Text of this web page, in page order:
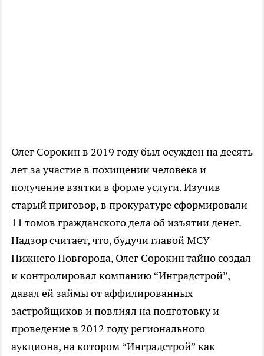
Олег Сорокин в 2019 году был осужден на десять
лет за участие в похищении человека и
получение взятки в форме услуги. Изучив
старый приговор, в прокуратуре сформировали
11 томов гражданского дела об изъятии денег.
Надзор считает, что, будучи главой МСУ
Нижнего Новгорода, Олег Сорокин тайно создал
и контролировал компанию “Инградстрой”,
давал ей займы от аффилированных
застройщиков и повлиял на подготовку и
проведение в 2012 году регионального
аукциона, на котором “Инградстрой” как